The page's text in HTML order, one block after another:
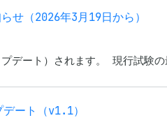
せ（2026年3月19日から）
プデート）されます。 現行試
ート（v1.1）